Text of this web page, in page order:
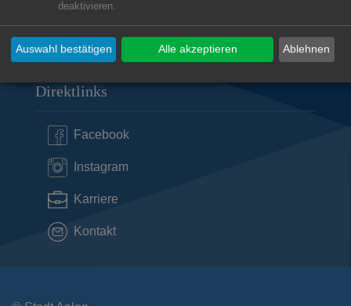
Subwebs
Direktlinks
Facebook
Instagram
Karriere
Kontakt
deaktivieren.
Ablehnen
Auswahl bestätigen Alle akzeptieren